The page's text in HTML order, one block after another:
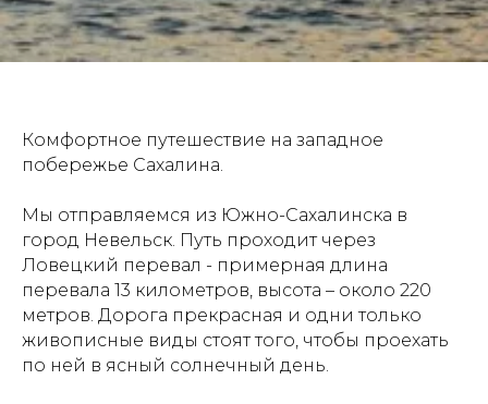
Комфортное путешествие на западное
побережье Сахалина.
Мы отправляемся из Южно-Сахалинска в
город Невельск. Путь проходит через
Ловецкий перевал - примерная длина
перевала 13 километров, высота – около 220
метров. Дорога прекрасная и одни только
живописные виды стоят того, чтобы проехать
по ней в ясный солнечный день.